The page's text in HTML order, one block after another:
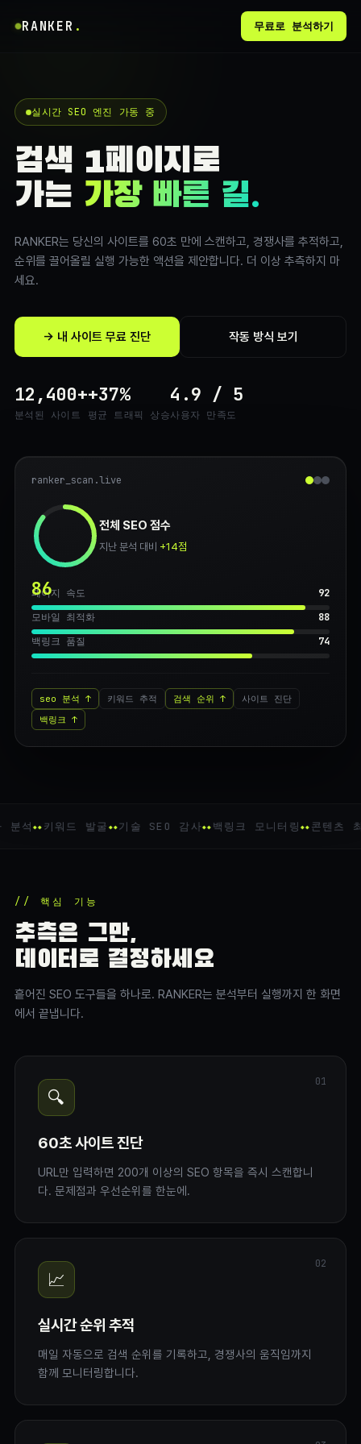
RANKER . 무료로 분석하기
실시간 SEO 엔진 가동 중
검색 1페이지로
가는 가장 빠른 길.
RANKER는 당신의 사이트를 60초 만에 스캔하고, 경쟁사를 추적하고,
순위를 끌어올릴 실행 가능한 액션을 제안합니다. 더 이상 추측하지 마
세요.
→ 내 사이트 무료 진단 작동 방식 보기
12,400+
분석된 사이트
+37%
평균 트래픽 상승
4.9 / 5
사용자 만족도
ranker_scan.live
86
전체 SEO 점수
지난 분석 대비 +14점
페이지 속도
92
모바일 최적화
88
백링크 품질
74
seo 분석 키워드 추적 검색 순위
사이트 진단
백링크
석 키워드 발굴 기술 SEO 감사 백링크 모니터링 콘텐츠 최
// 핵심 기능
추측은 그만,
데이터로 결정하세요
흩어진 SEO 도구들을 하나로. RANKER는 분석부터 실행까지 한 화면
에서 끝냅니다.
01
🔍
60초 사이트 진단
URL만 입력하면 200개 이상의 SEO 항목을 즉시 스캔합니
다. 문제점과 우선순위를 한눈에.
02
📈
실시간 순위 추적
매일 자동으로 검색 순위를 기록하고, 경쟁사의 움직임까지
함께 모니터링합니다.